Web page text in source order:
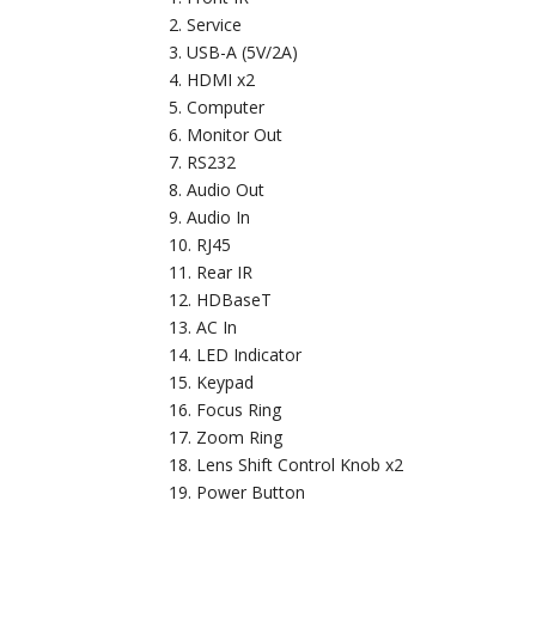
Service
USB-A (5V/2A)
HDMI x2
Computer
Monitor Out
RS232
Audio Out
Audio In
RJ45
Rear IR
HDBaseT
AC In
LED Indicator
Keypad
Focus Ring
Zoom Ring
Lens Shift Control Knob x2
Power Button